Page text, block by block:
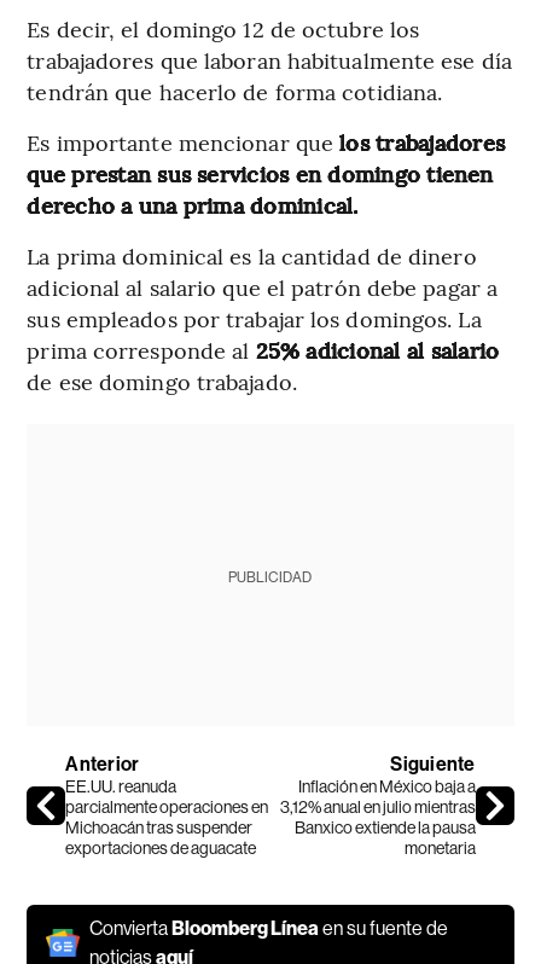
Es decir, el domingo 12 de octubre los
trabajadores que laboran habitualmente ese día
tendrán que hacerlo de forma cotidiana.
Es importante mencionar quelos trabajadores
que prestan sus servicios en domingo tienen
derecho a una prima dominical.
La prima dominical es la cantidad de dinero
adicional al salario que el patrón debe pagar a
sus empleados por trabajar los domingos. La
prima corresponde al 25% adicional al salario
de ese domingo trabajado.
PUBLICIDAD
Anterior
EE.UU. reanuda
parcialmente operaciones en
Michoacán tras suspender
exportaciones de aguacate
Siguiente
Inflación en México baja a
3,12% anual en julio mientras
Banxico extiende la pausa
monetaria
ConviertaBloomberg Línea en su fuente de
noticiasaquí